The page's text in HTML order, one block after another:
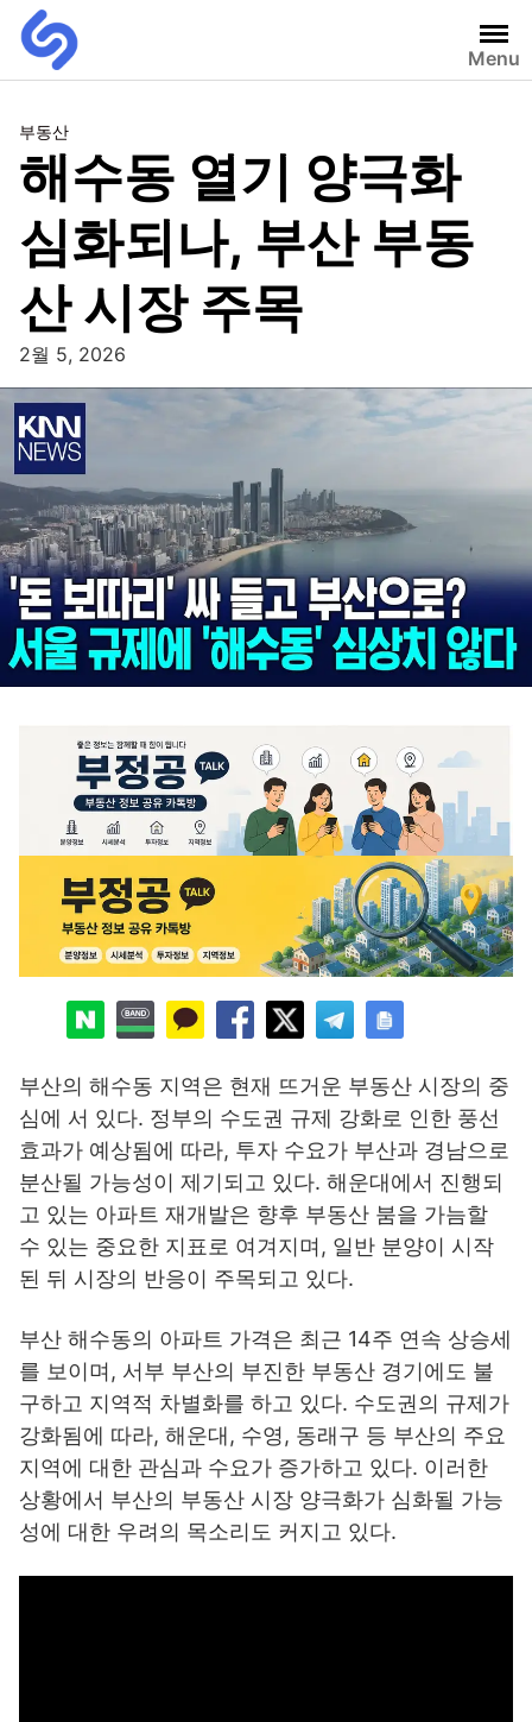
Menu
부동산
해수동 열기 양극화
심화되나, 부산 부동
산 시장 주목
2월 5, 2026
부산의 해수동 지역은 현재 뜨거운 부동산 시장의 중
심에 서 있다. 정부의 수도권 규제 강화로 인한 풍선
효과가 예상됨에 따라, 투자 수요가 부산과 경남으로
분산될 가능성이 제기되고 있다. 해운대에서 진행되
고 있는 아파트 재개발은 향후 부동산 붐을 가늠할
수 있는 중요한 지표로 여겨지며, 일반 분양이 시작
된 뒤 시장의 반응이 주목되고 있다.
부산 해수동의 아파트 가격은 최근 14주 연속 상승세
를 보이며, 서부 부산의 부진한 부동산 경기에도 불
구하고 지역적 차별화를 하고 있다. 수도권의 규제가
강화됨에 따라, 해운대, 수영, 동래구 등 부산의 주요
지역에 대한 관심과 수요가 증가하고 있다. 이러한
상황에서 부산의 부동산 시장 양극화가 심화될 가능
성에 대한 우려의 목소리도 커지고 있다.